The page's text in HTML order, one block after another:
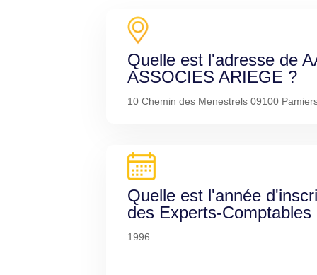
Quelle est l'adresse de
ASSOCIES ARIEGE ?
10 Chemin des Menestrels 09100
Quelle est l'année
des Experts-Comptables
1996